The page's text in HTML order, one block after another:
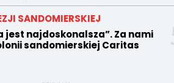
SANDOMIERSKIEJ
jest najdoskonalsza”. Za nami
sandomierskiej Caritas